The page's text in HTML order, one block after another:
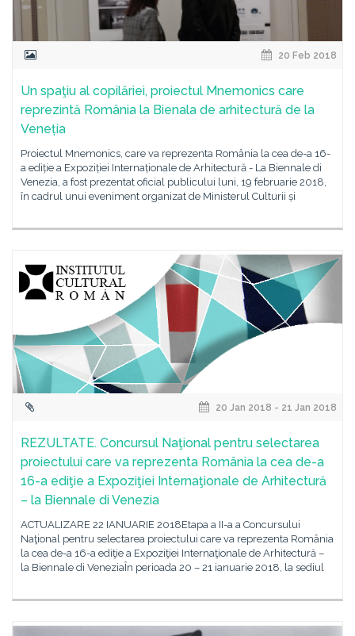
20 Feb 2018
Un spaţiu al copilăriei, proiectul Mnemonics care
reprezintă România la Bienala de arhitectură de la
Veneția
Proiectul Mnemonics, care va reprezenta România la cea de-a 16-
a ediție a Expoziției Internaționale de Arhitectură - La Biennale di
Venezia, a fost prezentat oficial publicului luni, 19 februarie 2018,
în cadrul unui eveniment organizat de Ministerul Culturii și
20 Jan 2018 - 21 Jan 2018
REZULTATE. Concursul Naţional pentru selectarea
proiectului care va reprezenta România la cea de-a
16-a ediţie a Expoziţiei Internaţionale de Arhitectură
– la Biennale di Venezia
ACTUALIZARE 22 IANUARIE 2018Etapa a II-a a Concursului
Naţional pentru selectarea proiectului care va reprezenta România
la cea de-a 16-a ediţie a Expoziţiei Internaţionale de Arhitectură –
la Biennale di VeneziaÎn perioada 20 – 21 ianuarie 2018, la sediul